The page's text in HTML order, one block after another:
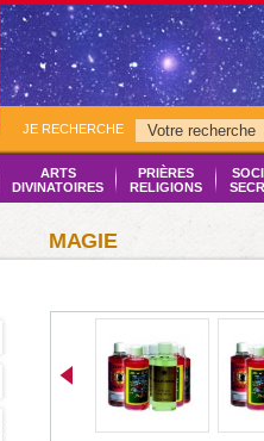
JE RECHERCHE
ARTS
DIVINATOIRES
PRIÈRES
RELIGIONS
MAGIE